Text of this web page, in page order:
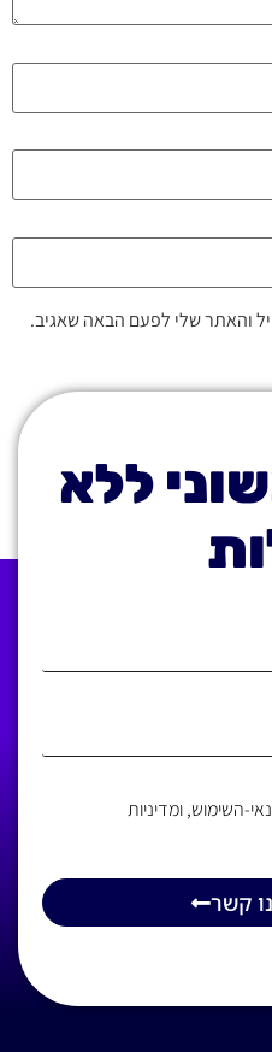
והאתר שלי לפעם הבאה שאגיב.
ללא
השימוש, ומדיניות
קשר